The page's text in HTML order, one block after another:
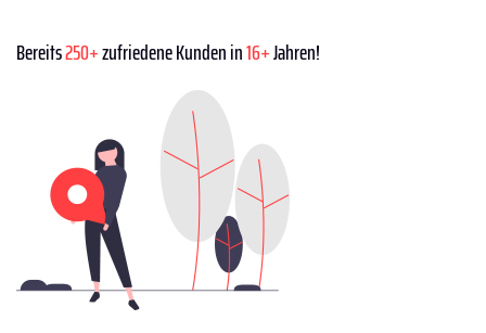
Bereits250+zufriedene Kunden in16+Jahren!